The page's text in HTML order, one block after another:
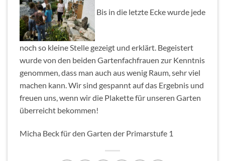
Bis in die letzte Ecke wurde jede
noch so kleine Stelle gezeigt und erklärt. Begeistert
wurde von den beiden Gartenfachfrauen zur Kenntnis
genommen, dass man auch aus wenig Raum, sehr viel
machen kann. Wir sind gespannt auf das Ergebnis und
freuen uns, wenn wir die Plakette für unseren Garten
überreicht bekommen!
Micha Beck für den Garten der Primarstufe 1